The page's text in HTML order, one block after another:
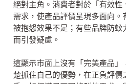
絕對主角。消費者對於「有效性
需求，使產品評價呈現多面向。
被抱怨效果不足；有些品牌防蚊
而引發疑慮。
這顯示市面上沒有「完美產品」
楚抓住自己的優勢，在正負評價